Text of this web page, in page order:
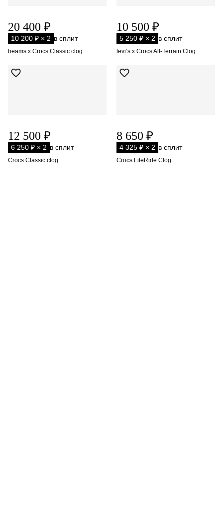
20 400 ₽
10 200 ₽ × 2 в сплит
beams x Crocs Classic clog
10 500 ₽
5 250 ₽ × 2 в сплит
levi’s x Crocs All-Terrain Clog
12 500 ₽
6 250 ₽ × 2 в сплит
Crocs Classic clog
8 650 ₽
4 325 ₽ × 2 в сплит
Crocs LiteRide Clog